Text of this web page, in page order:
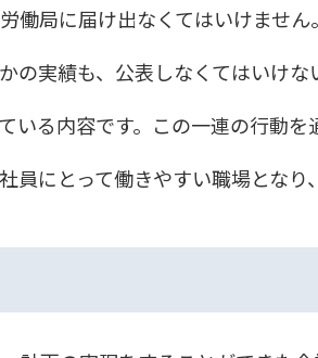
働局に届け出なくてはいけません。
実績も、公表しなくてはいけな
いる内容です。この一連の行動
員にとって働きやすい職場となり